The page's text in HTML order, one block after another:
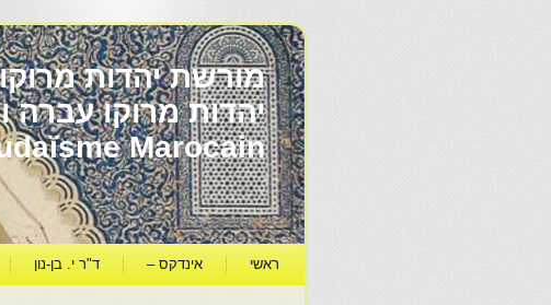
מורשת יהדות מרוקו
Marocain
ראשי אינדקס – ד"ר י. בן-נון